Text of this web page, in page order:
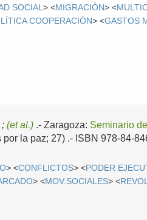
SOCIAL> <MIGRACIÓN> <
COOPERACIÓN> <GASTOS
;(et al.) .-Zaragoza: Seminario
la paz; 27) .- ISBN 978-84-
> <CONFLICTOS> <PODER
> <MOV.SOCIALES> <